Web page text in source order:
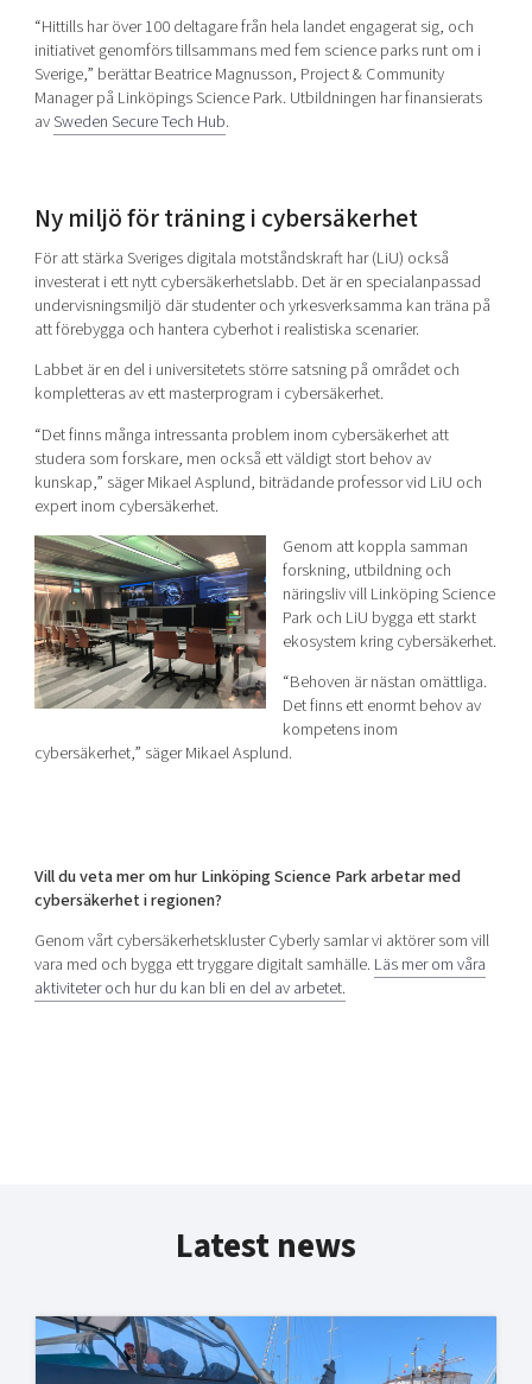
“Hittills har över 100 deltagare från hela landet engagerat sig, och
initiativet genomförs tillsammans med fem science parks runt om i
Sverige,” berättar Beatrice Magnusson, Project & Community
Manager på Linköpings Science Park. Utbildningen har finansierats
avSweden Secure Tech Hub.
Ny miljö för träning i cybersäkerhet
För att stärka Sveriges digitala motståndskraft har (LiU) också
investerat i ett nytt cybersäkerhetslabb. Det är en specialanpassad
undervisningsmiljö där studenter och yrkesverksamma kan träna på
att förebygga och hantera cyberhot i realistiska scenarier.
Labbet är en del i universitetets större satsning på området och
kompletteras av ett masterprogram i cybersäkerhet.
“Det finns många intressanta problem inom cybersäkerhet att
studera som forskare, men också ett väldigt stort behov av
kunskap,” säger Mikael Asplund, biträdande professor vid LiU och
expert inom cybersäkerhet.
Genom att koppla samman
forskning, utbildning och
näringsliv vill Linköping Science
Park och LiU bygga ett starkt
ekosystem kring cybersäkerhet.
“Behoven är nästan omättliga.
Det finns ett enormt behov av
kompetens inom
cybersäkerhet,” säger Mikael Asplund.
Vill du veta mer om hur Linköping Science Park arbetar med
cybersäkerhet i regionen?
Genom vårt cybersäkerhetskluster Cyberly samlar vi aktörer som vill
vara med och bygga ett tryggare digitalt samhälle. Läs mer om våra
aktiviteter och hur du kan bli en del av arbetet.
Latest news